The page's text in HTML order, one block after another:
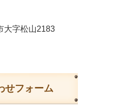
大字松山2183
せフォーム